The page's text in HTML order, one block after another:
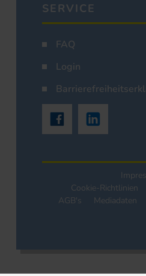
SERVICE
FAQ
Login
Cookie-Richtlinien
AGB's
Mediadaten